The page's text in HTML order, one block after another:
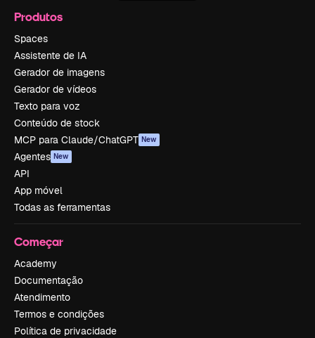
Produtos
Spaces
Assistente de IA
Gerador de imagens
Gerador de vídeos
Texto para voz
Conteúdo de stock
MCP para Claude/ChatGPT New
Agentes New
API
App móvel
Todas as ferramentas
Começar
Academy
Documentação
Atendimento
Termos e condições
Política de privacidade